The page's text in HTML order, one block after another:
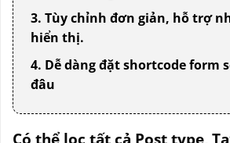
3. Tùy chỉnh đơn giản, hỗ trợ
hiển thị.
4. Dễ dàng đặt shortcode form
đâu